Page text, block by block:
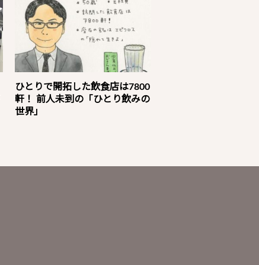
ひとりで開拓した飲食店は7800
軒！ 前人未到の「ひとり飲みの
世界」